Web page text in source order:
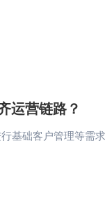
运营链路？
基础客户管理等需